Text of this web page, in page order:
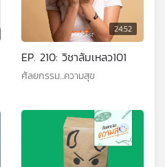
24:52
EP. 210: วิชาล้มเหลว101
ศัลยกรรม...ความสุข